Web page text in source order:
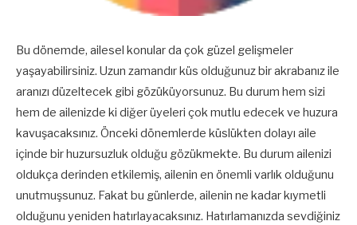
Bu dönemde, ailesel konular da çok güzel gelişmeler
yaşayabilirsiniz. Uzun zamandır küs olduğunuz bir akrabanız ile
aranızı düzeltecek gibi gözüküyorsunuz. Bu durum hem sizi
hem de ailenizde ki diğer üyeleri çok mutlu edecek ve huzura
kavuşacaksınız. Önceki dönemlerde küslükten dolayı aile
içinde bir huzursuzluk olduğu gözükmekte. Bu durum ailenizi
oldukça derinden etkilemiş, ailenin en önemli varlık olduğunu
unutmuşsunuz. Fakat bu günlerde, ailenin ne kadar kıymetli
olduğunu yeniden hatırlayacaksınız. Hatırlamanızda sevdiğiniz